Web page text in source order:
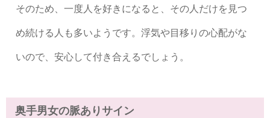
そのため、一度人を好きになると、その人だけを見つ
め続ける人も多いようです。浮気や目移りの心配がな
いので、安心して付き合えるでしょう。
奥手男女の脈ありサイン